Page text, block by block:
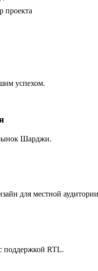
проекта
успехом.
Шарджи.
для местной
поддержкой RTL.